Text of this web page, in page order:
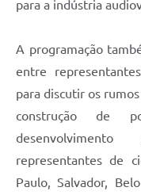
para a indústria
A programação
entre
para discutir os
construção de
representantes de
Paulo, Salvador,